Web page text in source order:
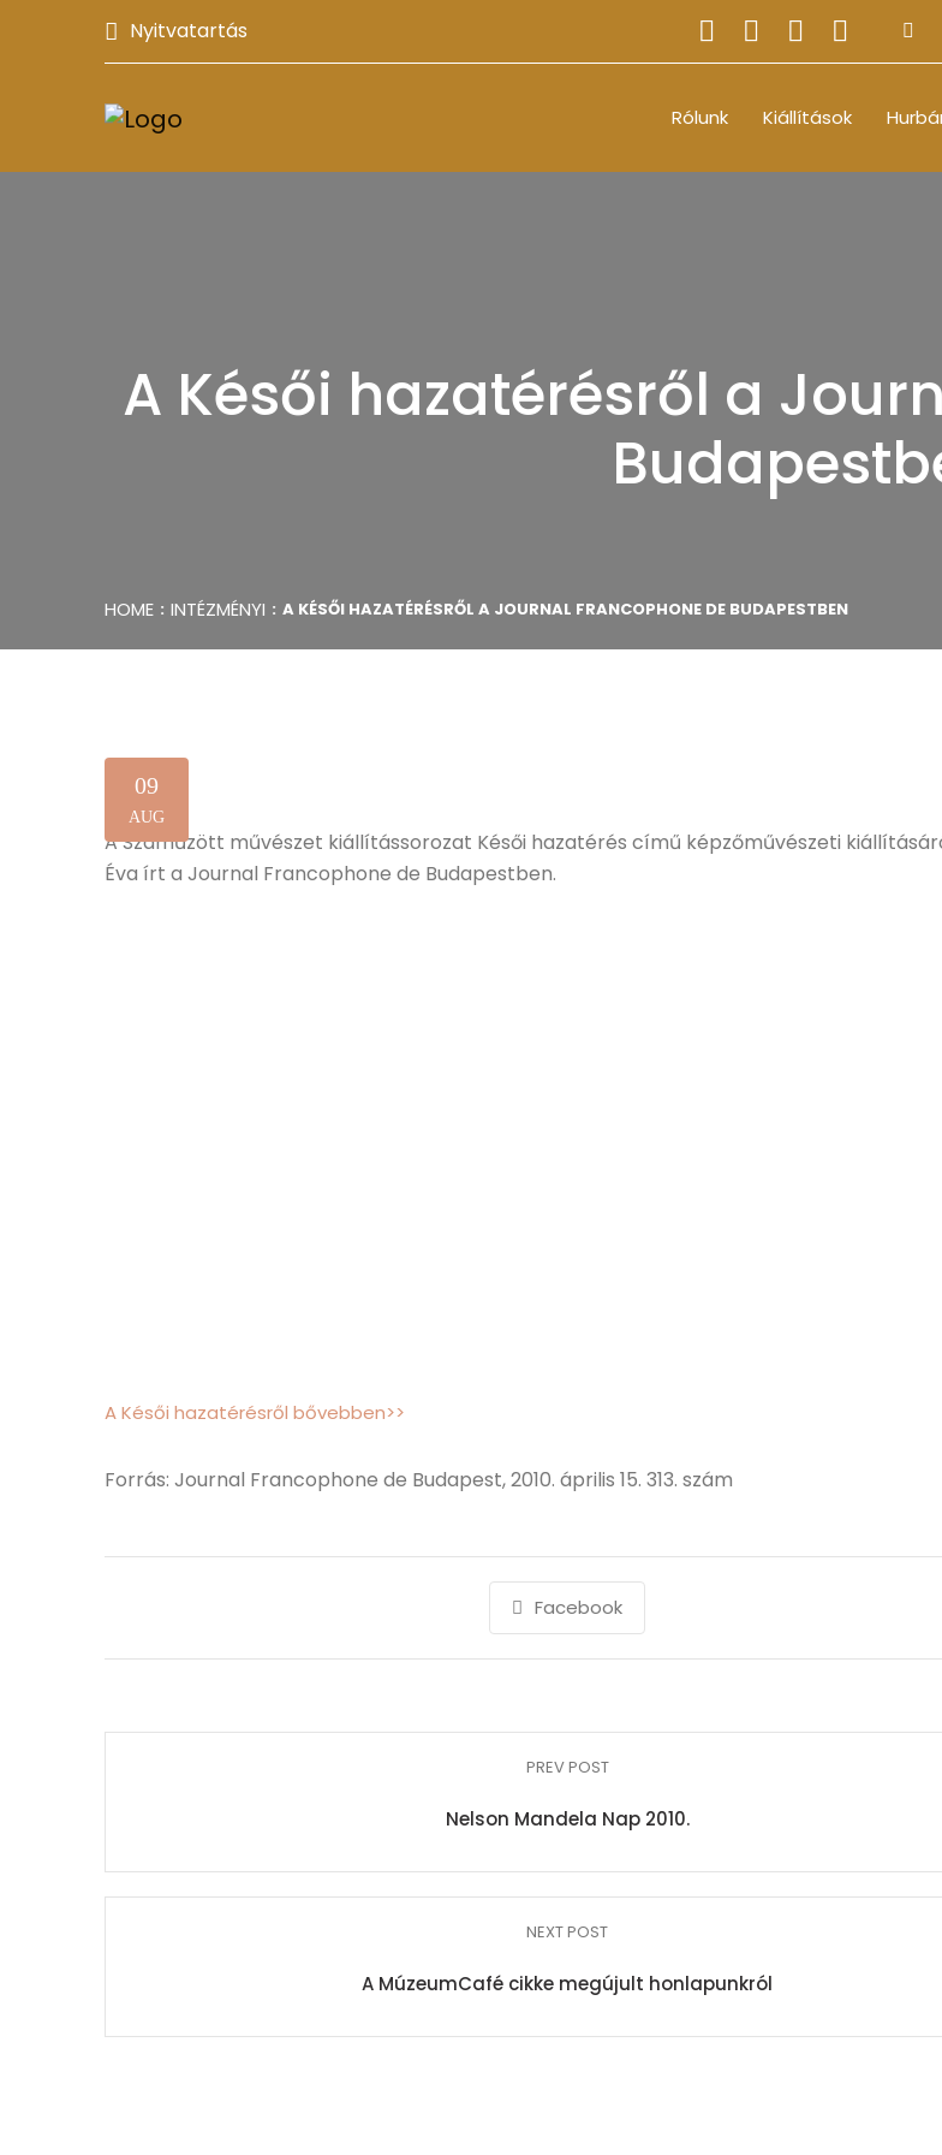
Nyitvatartás
Rólunk Kiállítások
A Késői hazatérésről a
HOME INTÉZMÉNYI A KÉSŐI HAZATÉRÉSRŐL A JOURNAL FRANCOPHONE DE BUDAPESTBEN
09
AUG
A Száműzött művészet kiállítássorozat Késői hazatérés című képzőművészeti
Éva írt a Journal Francophone de Budapestben.
A Késői hazatérésről bővebben>>
Forrás: Journal Francophone de Budapest, 2010. április 15. 313. szám
Facebook
PREV POST
Nelson Mandela Nap 2010.
NEXT POST
A MúzeumCafé cikke megújult honlapunkról